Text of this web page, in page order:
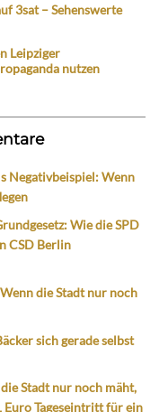
3sat – Sehenswerte
Leipziger
nutzen
Negativbeispiel: Wenn
Wie die SPD
CSD Berlin
die Stadt nur noch
sich gerade selbst
Stadt nur noch mäht,
Euro Tageseintritt für ein